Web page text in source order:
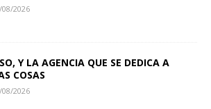
08/2026
Y LA AGENCIA QUE SE DEDICA A
COSAS
08/2026